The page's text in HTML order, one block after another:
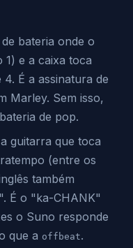
bateria onde o
e a caixa toca
É a assinatura de
Marley. Sem isso,
de pop.
guitarra que toca
(entre os
também
É o "ka-CHANK"
o Suno responde
que a offbeat.